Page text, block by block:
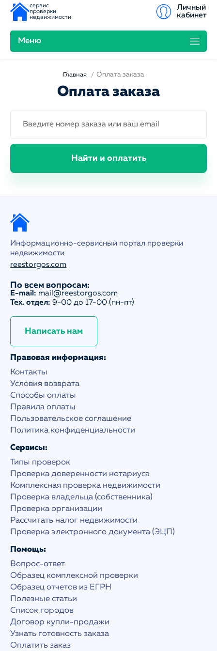
сервис
проверки
недвижимости
Меню
Личный
кабинет
Главная Оплата заказа
Оплата заказа
Найти и оплатить
Информационно-сервисный портал проверки
недвижимости
reestorgos.com
По всем вопросам:
E-mail: mail@reestorgos.com
Тех. отдел: 9-00 до 17-00 (пн-пт)
Написать нам
Правовая информация:
Контакты
Условия возврата
Способы оплаты
Правила оплаты
Пользовательское соглашение
Политика конфиденциальности
Сервисы:
Типы проверок
Проверка доверенности нотариуса
Комплексная проверка недвижимости
Проверка владельца (собственника)
Проверка организации
Рассчитать налог недвижимости
Проверка электронного документа (ЭЦП)
Помощь:
Вопрос-ответ
Образец комплексной проверки
Образец отчетов из ЕГРН
Полезные статьи
Список городов
Договор купли-продажи
Узнать готовность заказа
Оплатить заказ